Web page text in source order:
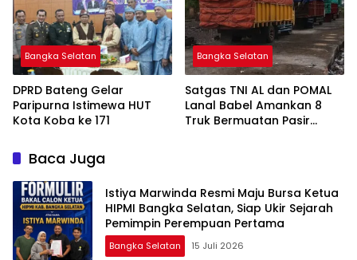
Bangka Selatan
DPRD Bateng Gelar
Paripurna Istimewa HUT
Kota Koba ke 171
Bangka Selatan
Satgas TNI AL dan POMAL
Lanal Babel Amankan 8
Truk Bermuatan Pasir
Baca Juga
Istiya Marwinda Resmi Maju Bursa Ketua
HIPMI Bangka Selatan, Siap Ukir Sejarah
Pemimpin Perempuan Pertama
Bangka Selatan 15 Juli 2026